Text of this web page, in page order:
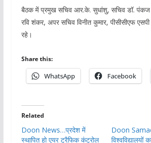
बैठक में प्रमुख सचिव आर.के. सुधांशु, सचिव डॉ. पंकज
रवि शंकर, अपर सचिव विनीत कुमार, पीसीसीएफ
रहे।
Share this:
WhatsApp Facebook
Related
Doon News…प्रदेश में
स्थापित हो एयर ट्रैफिक कंट्रोल
Doon
विश्वविद्यालयों